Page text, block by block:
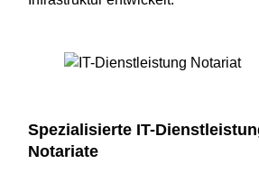
Spezialisierte IT-
Notariate